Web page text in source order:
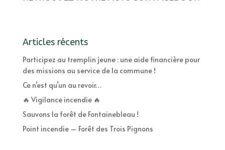
Articles récents
Participez au tremplin jeune : une aide financière pour
des missions au service de la commune !
Ce n’est qu’un au revoir…
🔥 Vigilance incendie 🔥
Sauvons la forêt de Fontainebleau !
Point incendie – Forêt des Trois Pignons